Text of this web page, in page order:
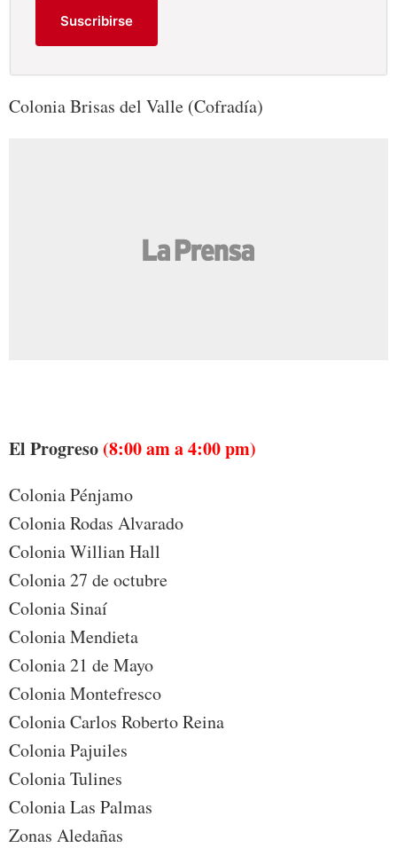
Suscribirse
Colonia Brisas del Valle (Cofradía)
El Progreso (8:00 am a 4:00 pm)
Colonia Pénjamo
Colonia Rodas Alvarado
Colonia Willian Hall
Colonia 27 de octubre
Colonia Sinaí
Colonia Mendieta
Colonia 21 de Mayo
Colonia Montefresco
Colonia Carlos Roberto Reina
Colonia Pajuiles
Colonia Tulines
Colonia Las Palmas
Zonas Aledañas